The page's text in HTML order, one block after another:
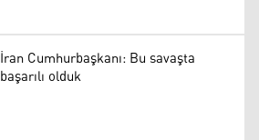
İran Cumhurbaşkanı: Bu savaşta
başarılı olduk